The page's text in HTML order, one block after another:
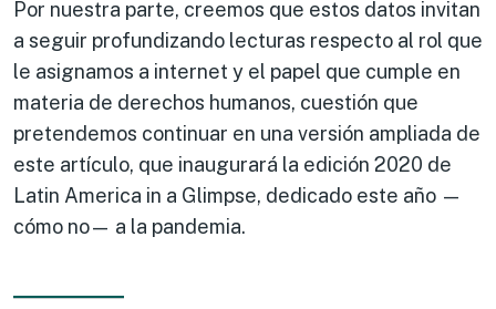
Por nuestra parte, creemos que estos datos invitan
a seguir profundizando lecturas respecto al rol que
le asignamos a internet y el papel que cumple en
materia de derechos humanos, cuestión que
pretendemos continuar en una versión ampliada de
este artículo, que inaugurará la edición 2020 de
Latin America in a Glimpse, dedicado este año —
cómo no— a la pandemia.